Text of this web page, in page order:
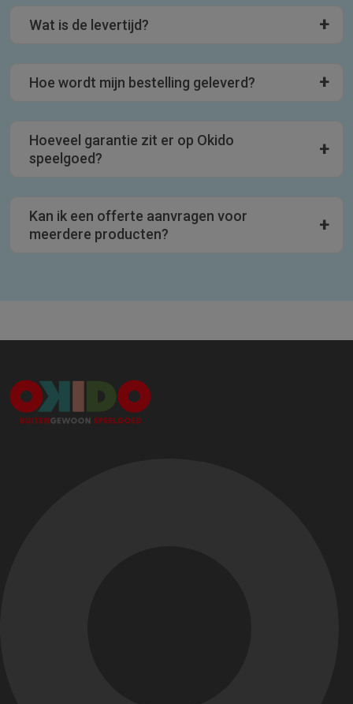
Wat is de levertijd?
Hoe wordt mijn bestelling geleverd?
Hoeveel garantie zit er op Okido
speelgoed?
Kan ik een offerte aanvragen voor
meerdere producten?